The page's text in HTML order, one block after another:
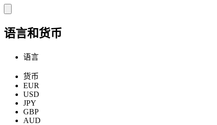
语言和货币
语言
货币
EUR
USD
JPY
GBP
AUD